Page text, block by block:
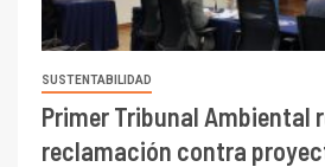
SUSTENTABILIDAD
Primer Tribunal Ambiental
reclamación contra